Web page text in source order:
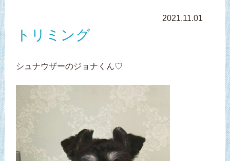
2021.11.01
トリミング
シュナウザーのジョナくん♡